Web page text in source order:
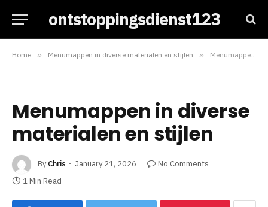
ontstoppingsdienst123
Home » Menumappen in diverse materialen en stijlen » Menumappen in diverse materialen en stijlen
Menumappen in diverse
materialen en stijlen
By Chris January 21, 2026
No Comments
1 Min Read